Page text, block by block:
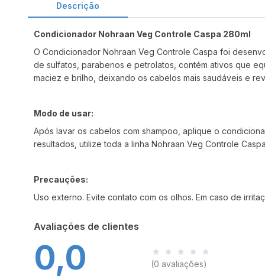
Descrição
Condicionador Nohraan Veg Controle Caspa 280ml
O Condicionador Nohraan Veg Controle Caspa foi
de sulfatos, parabenos e petrolatos, contém ativos que
maciez e brilho, deixando os cabelos mais saudáveis e
Modo de usar:
Após lavar os cabelos com shampoo, aplique o
resultados, utilize toda a linha Nohraan Veg Controle
Precauções:
Uso externo. Evite contato com os olhos. Em caso de
Avaliações de clientes
0,0 (0 avaliações)